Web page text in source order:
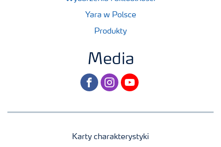
Yara w Polsce
Produkty
Media
facebookinstagram
youtube
Karty charakterystyki